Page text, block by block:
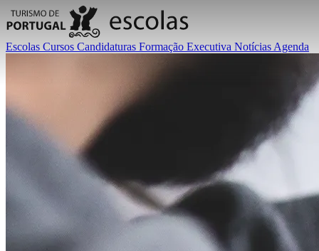
Escolas Cursos Candidaturas Formação Executiva Notícias Agenda